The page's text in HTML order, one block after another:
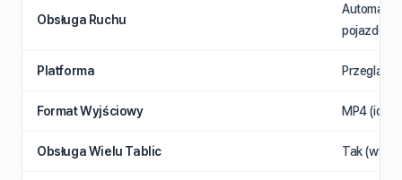
Obsługa Ruchu
pojazdów
Platforma
Format Wyjściowy MP4
Obsługa Wielu Tablic Tak